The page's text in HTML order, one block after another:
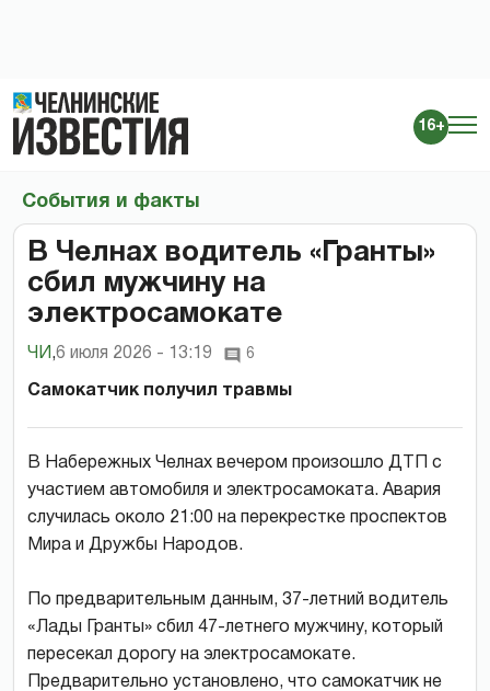
16+
События и факты
В Челнах водитель «Гранты»
сбил мужчину на
электросамокате
ЧИ ,6 июля 2026 - 13:19 6
Самокатчик получил травмы
В Набережных Челнах вечером произошло ДТП с
участием автомобиля и электросамоката. Авария
случилась около 21:00 на перекрестке проспектов
Мира и Дружбы Народов.
По предварительным данным, 37-летний водитель
«Лады Гранты» сбил 47-летнего мужчину, который
пересекал дорогу на электросамокате.
Предварительно установлено, что самокатчик не